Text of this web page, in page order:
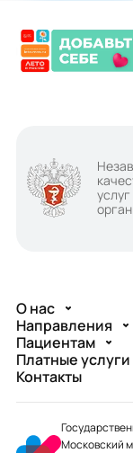
О нас
Направления
Пациентам
Платные услуги
Контакты
Московский